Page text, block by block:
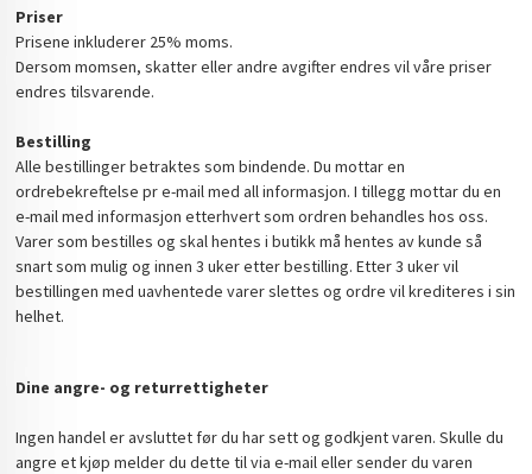
Priser
Prisene inkluderer 25% moms.
Dersom momsen, skatter eller andre avgifter endres vil våre priser
endres tilsvarende.
Bestilling
Alle bestillinger betraktes som bindende. Du mottar en
ordrebekreftelse pr e-mail med all informasjon. I tillegg mottar du en
e-mail med informasjon etterhvert som ordren behandles hos oss.
Varer som bestilles og skal hentes i butikk må hentes av kunde så
snart som mulig og innen 3 uker etter bestilling. Etter 3 uker vil
bestillingen med uavhentede varer slettes og ordre vil krediteres i sin
helhet.
Dine angre- og returrettigheter
Ingen handel er avsluttet før du har sett og godkjent varen. Skulle du
angre et kjøp melder du dette til via e-mail eller sender du varen